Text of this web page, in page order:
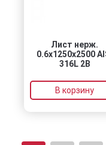
Лист нерж.
0.6х1250х2500 AISI
316L 2B
В корзину